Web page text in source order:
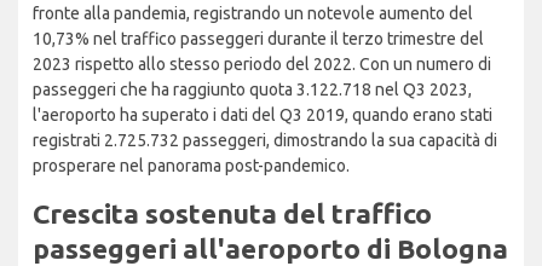
fronte alla pandemia, registrando un notevole aumento del
10,73% nel traffico passeggeri durante il terzo trimestre del
2023 rispetto allo stesso periodo del 2022. Con un numero di
passeggeri che ha raggiunto quota 3.122.718 nel Q3 2023,
l'aeroporto ha superato i dati del Q3 2019, quando erano stati
registrati 2.725.732 passeggeri, dimostrando la sua capacità di
prosperare nel panorama post-pandemico.
Crescita sostenuta del traffico
passeggeri all'aeroporto di Bologna